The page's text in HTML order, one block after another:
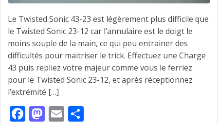
Le Twisted Sonic 43-23 est légèrement plus difficile que
le Twisted Sonic 23-12 car l’annulaire est le doigt le
moins souple de la main, ce qui peu entrainer des
difficultés pour maitriser le trick. Effectuez une Charge
43 puis repliez votre majeur comme vous le ferriez
pour le Twisted Sonic 23-12, et après réceptionnez
l’extrémité […]
Facebook
Mastodon
Email